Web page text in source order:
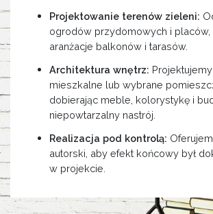
Projektowanie terenów zieleni:
ogrodów przydomowych i placów,
aranżacje balkonów i tarasów.
Architektura wnętrz:
mieszkalne lub wybrane
dobierając meble, kolorystykę i
niepowtarzalny nastrój.
Realizacja pod kontrolą:
autorski, aby efekt końcowy był
w projekcie.